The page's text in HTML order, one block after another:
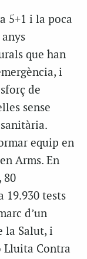
5+1 i la poca
que han
i
de
sense
equip en
Arms. En
80
19.930 tests
d’un
la Salut, i
Lluita Contra